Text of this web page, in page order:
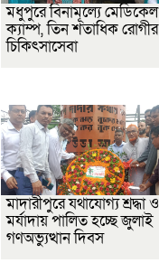
মধুপুরে বিনামূল্যে মেডিকেল
ক্যাম্প, তিন শতাধিক রোগীর
চিকিৎসাসেবা
মাদারীপুরে যথাযোগ্য শ্রদ্ধা ও
মর্যাদায় পালিত হচ্ছে জুলাই
গণঅভ্যুত্থান দিবস